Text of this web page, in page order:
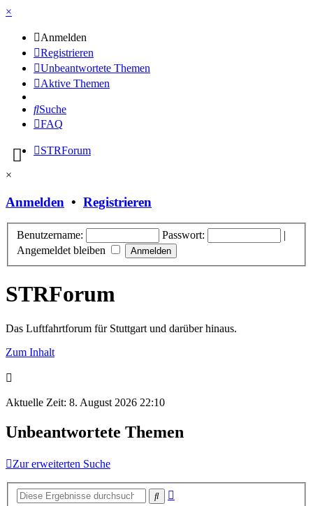
×
Anmelden
Registrieren
Unbeantwortete Themen
Aktive Themen
Suche
FAQ
STRForum
×
Anmelden • Registrieren
Benutzername: Passwort:
|
Angemeldet bleiben
STRForum
Das Luftfahrtforum für Stuttgart und darüber hinaus.
Zum Inhalt
Aktuelle Zeit: 8. August 2026 22:10
Unbeantwortete Themen
Zur erweiterten Suche
Suche